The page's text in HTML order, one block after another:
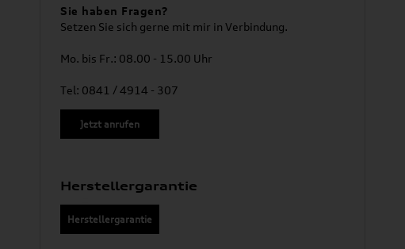
Sie haben Fragen?
Setzen Sie sich gerne mit mir in Verbindung.
Mo. bis Fr.: 08.00 - 15.00 Uhr
Tel: 0841 / 4914 - 307
Jetzt anrufen
Herstellergarantie
Herstellergarantie